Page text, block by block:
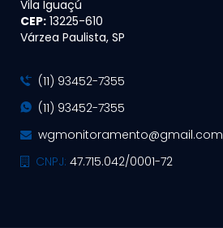
Vila Iguaçú
CEP: 13225​-610
Várzea Paulista, SP
(11) 93452-7355
(11) 93452-7355
wgmonitoramento@gmail.com
CNPJ: 47.715.042/0001-72